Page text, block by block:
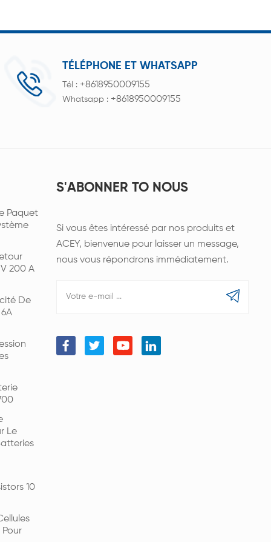
TÉLÉPHONE ET WHATSAPP
Tél : +8618950009155
Whatsapp : +8618950009155
Paquet
200 A
De
Le
10
S'ABONNER TO NOUS
Si vous êtes intéressé par nos produits et
ACEY, bienvenue pour laisser un message,
nous vous répondrons immédiatement.